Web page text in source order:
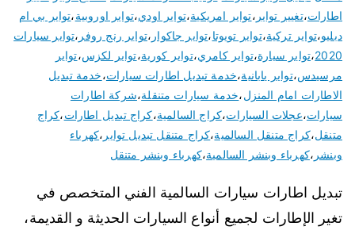
اطارات،تغيير تواير ،تواير امريكية،تواير اودي،تواير اوروبية،تواير بي ام
دبليو،تواير تركية،تواير تويوتا،تواير جاكوار ،تواير رنج روفر ،تواير سيارات
2020،تواير سيارة،تواير كامري،تواير كورية،تواير لكزس،تواير
مرسيدس،تواير يابانية،خدمة تبديل اطارات سيارات،خدمة تبديل
الاطارات امام المنزل،خدمة سيارات متنقلة،شركة اطارات
سيارات،عجلات السيارات،كراج السالمية،كراج تبديل اطارات،كراج
متنقل،كراج متنقل السالمية،كراج متنقل تبديل تواير ،كهرباء
وبنشر ،كهرباء وبنشر السالمية،كهرباء وبنشر متنقل
تبديل اطارات سيارات السالمية الفني المتخصص في
تغير الإطارات لجميع أنواع السيارات الحديثة و القديمة،